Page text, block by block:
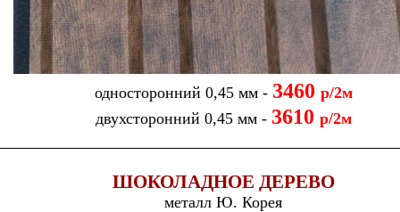
односторонний 0,45 мм - 3460 р/2м
двухсторонний 0,45 мм - 3610 р/2м
ШОКОЛАДНОЕ ДЕРЕВО
металл Ю. Корея